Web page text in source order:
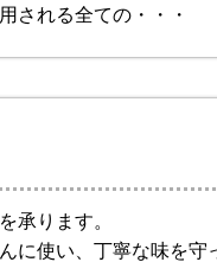
される全ての・・・
承ります。
に使い、丁寧な味を守